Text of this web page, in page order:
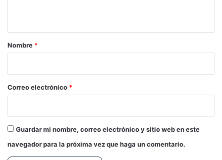
r
*
Nombre *
Correo electrónico *
Guardar mi nombre, correo electrónico y sitio web en este
navegador para la próxima vez que haga un comentario.